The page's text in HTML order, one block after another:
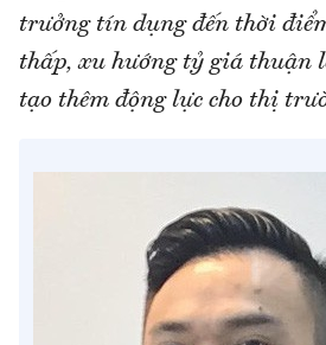
trưởng tín dụng đến thời
thấp, xu hướng tỷ giá thuận
tạo thêm động lực cho thị